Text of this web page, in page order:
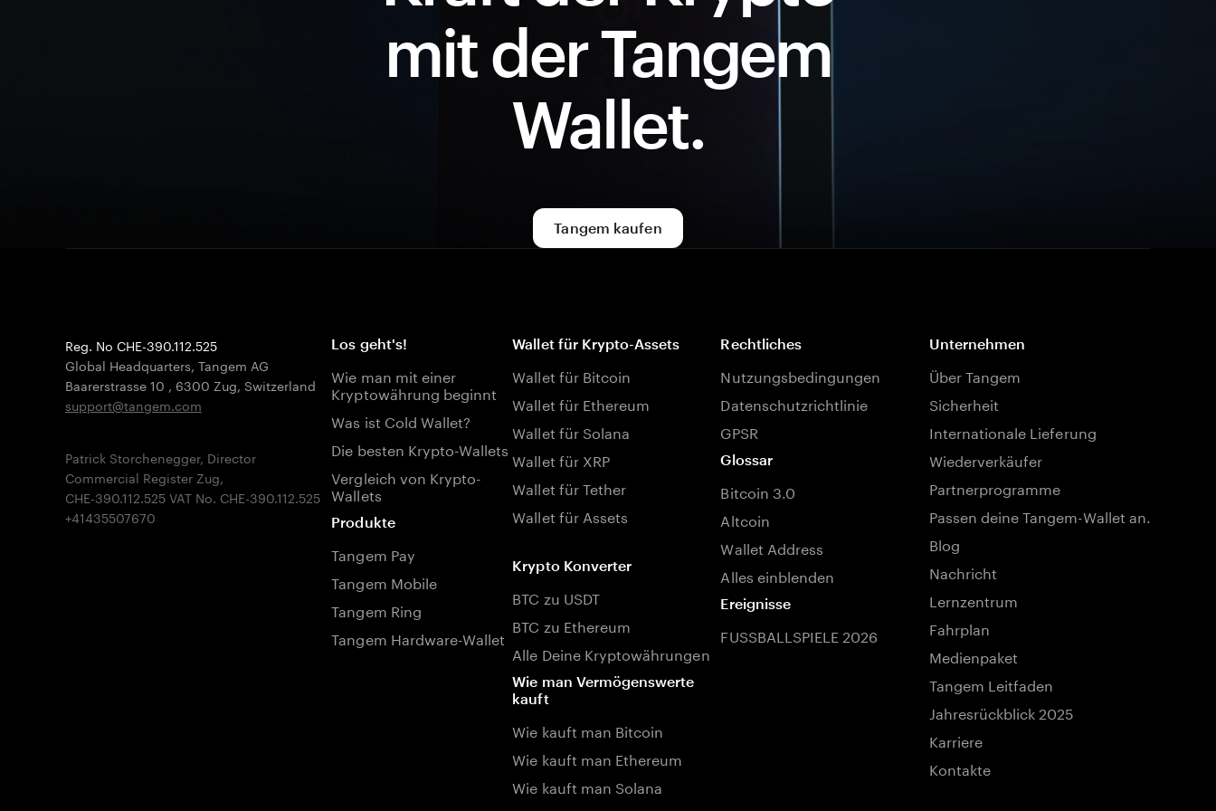
mit der Tangem
Wallet.
Tangem kaufen
Reg. No CHE-390.112.525
Global Headquarters, Tangem AG
Baarerstrasse 10 , 6300 Zug, Switzerland
support@tangem.com
Patrick Storchenegger, Director
Commercial Register Zug,
CHE-390.112.525 VAT No. CHE-390.112.525
Los geht's!
Wie man mit einer
Kryptowährung beginnt
Was ist Cold Wallet?
Die besten Krypto-Wallets
Vergleich von Krypto-
Wallets
Produkte
Tangem Pay
Tangem Mobile
Tangem Ring
Tangem Hardware-Wallet
Wallet für Krypto-Assets
Wallet für Bitcoin
Wallet für Ethereum
Wallet für Solana
Wallet für XRP
Wallet für Tether
Wallet für Assets
Krypto Konverter
BTC zu USDT
BTC zu Ethereum
Alle Deine Kryptowährungen
Wie man Vermögenswerte
kauft
Wie kauft man Bitcoin
Wie kauft man Ethereum
Wie kauft man Solana
Rechtliches
Nutzungsbedingungen
Datenschutzrichtlinie
GPSR
Glossar
Bitcoin 3.0
Altcoin
Wallet Address
Alles einblenden
Ereignisse
FUSSBALLSPIELE 2026
Unternehmen
Über Tangem
Sicherheit
Internationale Lieferung
Wiederverkäufer
Partnerprogramme
Passen deine Tangem-Wallet an.
Blog
Nachricht
Lernzentrum
Fahrplan
Medienpaket
Tangem Leitfaden
Jahresrückblick 2025
Karriere
Kontakte